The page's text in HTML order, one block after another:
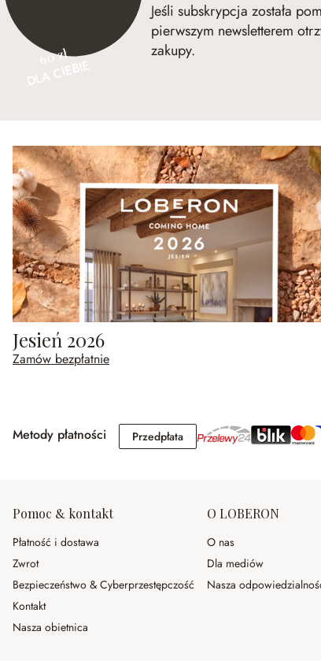
60 zł
Jeśli subskrypcja została
pierwszym newsletterem
zakupy.
Jesień 2026
Zamów bezpłatnie
Metody płatności PrzedpłataPrzedpłata
Pomoc & kontakt
Płatność i dostawa
Zwrot
Bezpieczeństwo & Cyberprzestępczość
Kontakt
Nasza obietnica
O LOBERON
O nas
Dla mediów
Nasza